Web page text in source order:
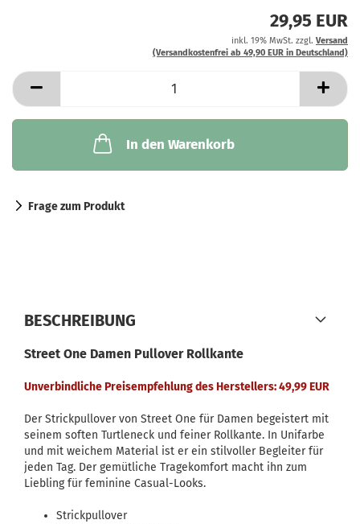
29,95 EUR
inkl. 19% MwSt. zzgl. Versand
(Versandkostenfrei ab 49,90 EUR in Deutschland)
In den Warenkorb
Frage zum Produkt
BESCHREIBUNG
Street One Damen Pullover Rollkante
Unverbindliche Preisempfehlung des Herstellers: 49,99 EUR
Der Strickpullover von Street One für Damen begeistert mit
seinem soften Turtleneck und feiner Rollkante. In Unifarbe
und mit weichem Material ist er ein stilvoller Begleiter für
jeden Tag. Der gemütliche Tragekomfort macht ihn zum
Liebling für feminine Casual-Looks.
Strickpullover